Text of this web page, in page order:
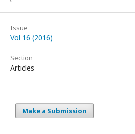
Issue
Vol 16 (2016)
Section
Articles
Make a Submission